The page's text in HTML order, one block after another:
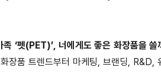
‘펫(PET)’, 너에게도 좋은 화장품을 쓸
장품 트렌드부터 마케팅, 브랜딩, R&D,